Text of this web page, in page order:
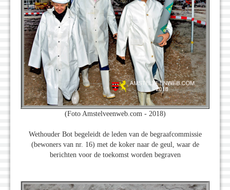
(Foto Amstelveenweb.com - 2018)
Wethouder Bot begeleidt de leden van de begraafcommissie
(bewoners van nr. 16) met de koker naar de geul, waar de
berichten voor de toekomst worden begraven